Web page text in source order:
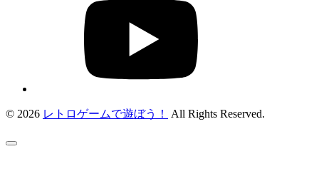
© 2026 レトロゲームで遊ぼう！ All Rights Reserved.